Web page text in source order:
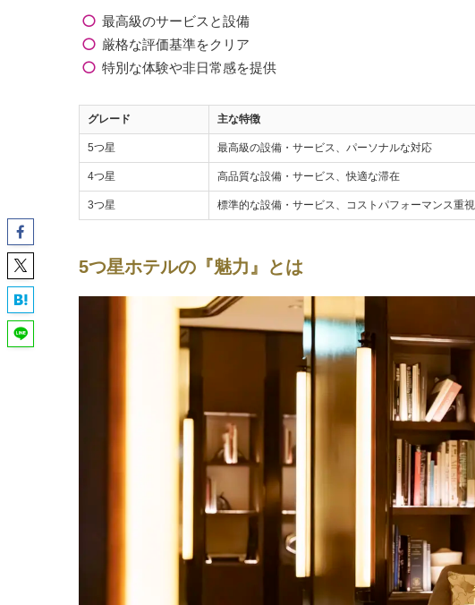
最高級のサービスと設備
厳格な評価基準をクリア
特別な体験や非日常感を提供
グレード 主な特徴
5つ星 最高級の設備・サービス、パーソナルな対応
4つ星 高品質な設備・サービス、快適な滞在
3つ星 標準的な設備・サービス、コストパフォーマンス重視
5つ星ホテルの『魅力』とは